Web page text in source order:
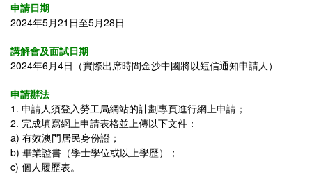
申請日期
2024年5月21日至5月28日
講解會及面試日期
2024年6月4日（實際出席時間金沙中國將以短信通知申請人）
申請辦法
1. 申請人須登入勞工局網站的計劃專頁進行網上申請；
2. 完成填寫網上申請表格並上傳以下文件：
a) 有效澳門居民身份證；
b) 畢業證書（學士學位或以上學歷）；
c) 個人履歷表。